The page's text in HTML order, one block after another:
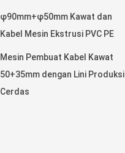
φ90mm+φ50mm Kawat dan
Kabel Mesin Ekstrusi PVC PE
Mesin Pembuat Kabel Kawat
50+35mm dengan Lini Produksi
Cerdas